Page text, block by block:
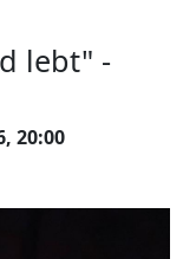
lebt" -
20:00